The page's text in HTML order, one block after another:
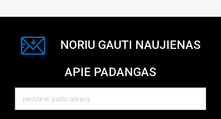
NORIU GAUTI NAUJIENAS
APIE PADANGAS